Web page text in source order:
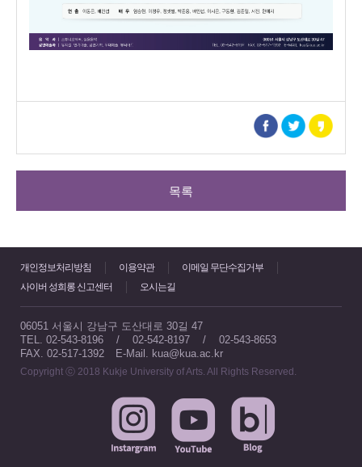
목록
개인정보처리방침 이용약관
이메일 무단수집거부
사이버 성희롱 신고센터
오시는길
06051 서울시 강남구 도산대로 30길 47
TEL. 02-543-8196 / 02-542-8197 / 02-543-8653
FAX. 02-517-1392
E-Mail. kua@kua.ac.kr
Copyright ⓒ 2018 Kukje University of Arts. All Rights Reserved.